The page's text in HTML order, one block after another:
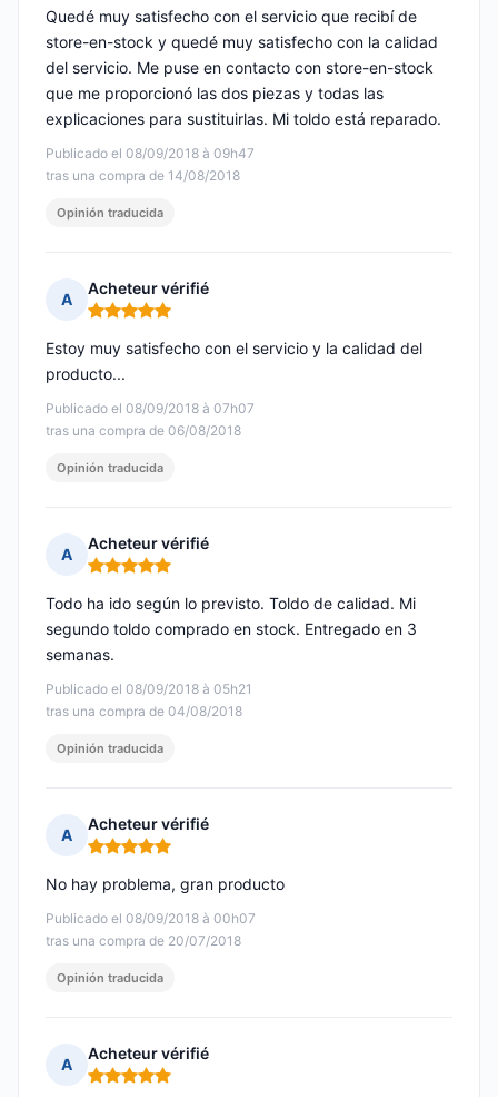
Publicado el 08/09/2018 à 09h47
tras una compra de 14/08/2018
Quedé muy satisfecho con el servicio que recibí de
store-en-stock y quedé muy satisfecho con la calidad
del servicio. Me puse en contacto con store-en-stock
que me proporcionó las dos piezas y todas las
explicaciones para sustituirlas. Mi toldo está reparado.
Opinión traducida
A
Acheteur vérifié
Nota: 5 de 5
Publicado el 08/09/2018 à 07h07
tras una compra de 06/08/2018
Estoy muy satisfecho con el servicio y la calidad del
producto...
Opinión traducida
A
Acheteur vérifié
Nota: 5 de 5
Publicado el 08/09/2018 à 05h21
tras una compra de 04/08/2018
Todo ha ido según lo previsto. Toldo de calidad. Mi
segundo toldo comprado en stock. Entregado en 3
semanas.
Opinión traducida
A
Acheteur vérifié
Nota: 5 de 5
Publicado el 08/09/2018 à 00h07
tras una compra de 20/07/2018
No hay problema, gran producto
Opinión traducida
A
Acheteur vérifié
Nota: 5 de 5